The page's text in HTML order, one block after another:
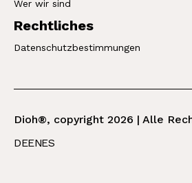
Wer wir sind
Rechtliches
Datenschutzbestimmungen
Dioh®, copyright 2026 | Alle
DEENES